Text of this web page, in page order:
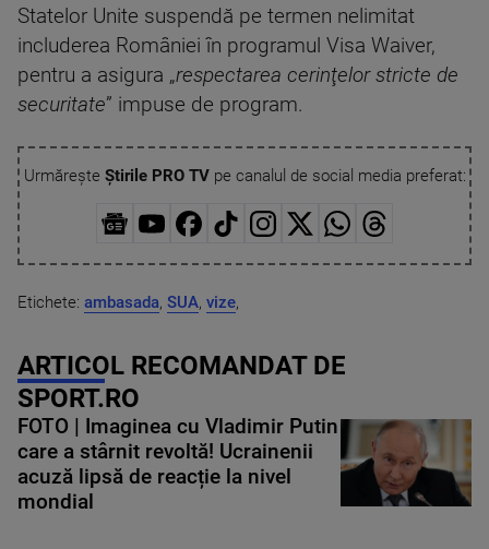
Statelor Unite suspendă pe termen nelimitat
includerea României în programul Visa Waiver,
pentru a asigura „respectarea cerinţelor stricte de
securitate” impuse de program.
Urmărește Știrile PRO TVpe canalul de social media preferat:
Etichete: ambasada, SUA, vize,
ARTICOL RECOMANDAT DE
SPORT.RO
FOTO | Imaginea cu Vladimir Putin
care a stârnit revoltă! Ucrainenii
acuză lipsă de reacție la nivel
mondial